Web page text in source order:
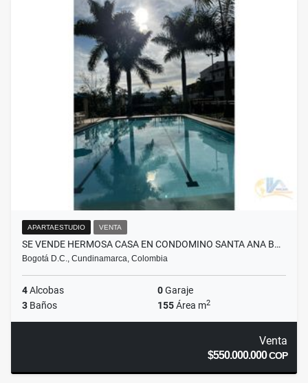
APARTAESTUDIO VENTA
SE VENDE HERMOSA CASA EN CONDOMINO SANTA ANA B…
Bogotá D.C., Cundinamarca, Colombia
4Alcobas 0Garaje
3 Baños 155Área m2
Venta
$550.000.000COP